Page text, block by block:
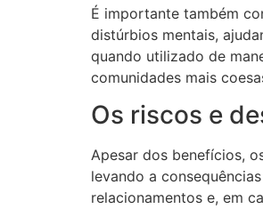
É importante também
distúrbios mentais,
quando utilizado de
comunidades mais
Os riscos e
Apesar dos benefícios,
levando a
relacionamentos e, em